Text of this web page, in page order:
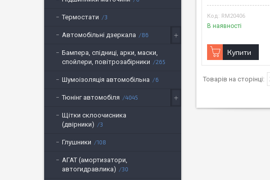
RM20406
В наявності
Купити
Термостати 3
Автомобільні дзеркала 86
Бампера, спідниці, арки, маски,
спойлери, повітрозабірники
265
Шумоізоляція автомобільна 6
Тюнінг автомобіля 4045
Щітки склоочисника
(двірники)
3
Глушники 108
АГАТ (амортизатори,
автогидравлика)
30